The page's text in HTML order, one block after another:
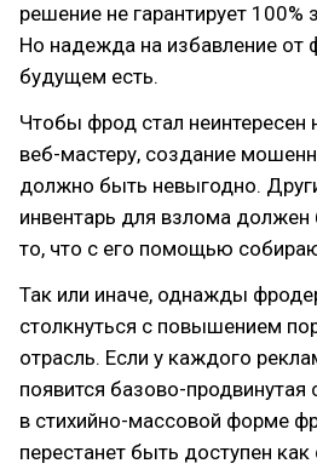
решение не гарантирует 100%
Но надежда на избавление от
будущем есть.
Чтобы фрод стал неинтересен
веб-мастеру, создание
должно быть невыгодно.
инвентарь для взлома
то, что с его помощью
Так или иначе, однажды
столкнуться с повышением
отрасль. Если у каждого
появится базово-
в стихийно-массовой форме
перестанет быть доступен как